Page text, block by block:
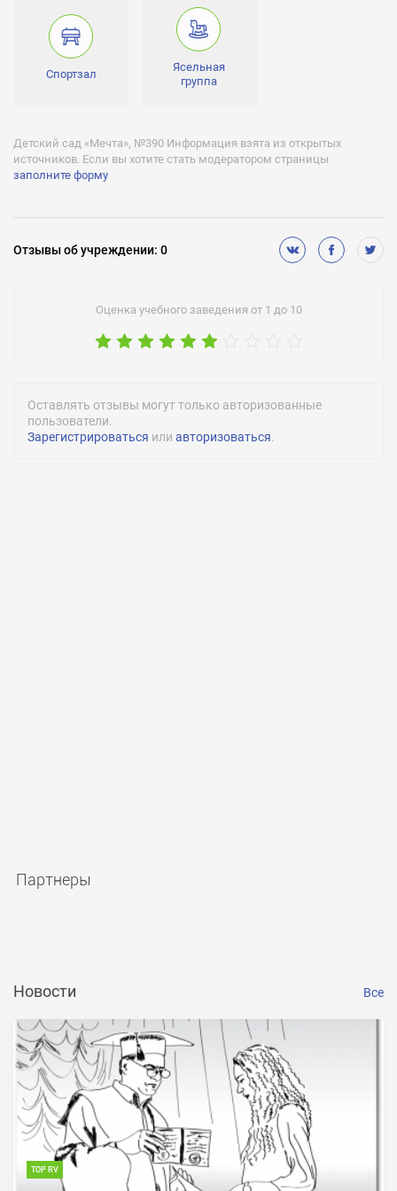
Младшая, Средняя, Старшая
Часы работы:
Спортзал
Ясельная
группа
Детский сад «Мечта», №390 Информация взята из открытых
источников. Если вы хотите стать модератором страницы
заполните форму
Отзывыоб учреждении: 0
Оценка учебного заведения от 1 до 10
Оставлять отзывы могут только авторизованные
пользователи.
Зарегистрироваться или авторизоваться.
Партнеры